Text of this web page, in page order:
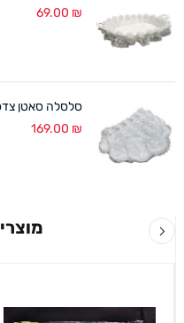
69.00 ₪
סלסלה סאטן צדפה 55/36+16
169.00 ₪